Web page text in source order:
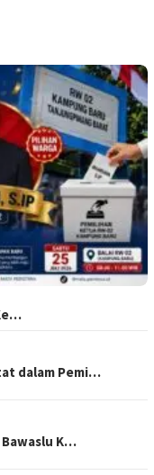
dalam Pemi…
K…